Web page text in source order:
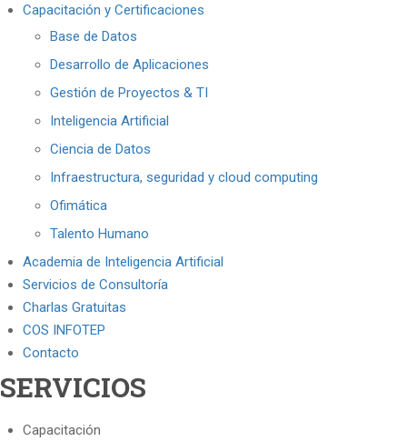
Capacitación y Certificaciones
Base de Datos
Desarrollo de Aplicaciones
Gestión de Proyectos & TI
Inteligencia Artificial
Ciencia de Datos
Infraestructura, seguridad y cloud computing
Ofimática
Talento Humano
Academia de Inteligencia Artificial
Servicios de Consultoría
Charlas Gratuitas
COS INFOTEP
Contacto
SERVICIOS
Capacitación